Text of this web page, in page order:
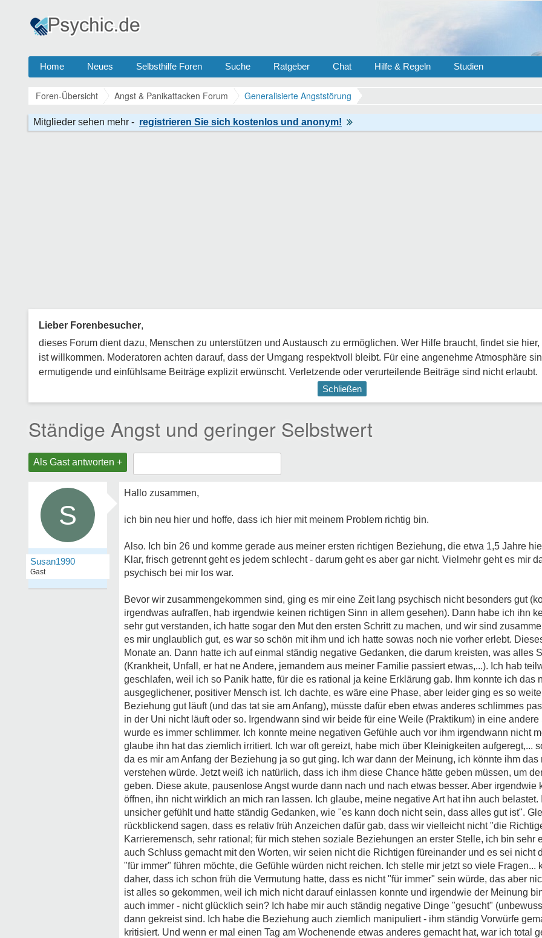
Home Neues Selbsthilfe Foren Suche Ratgeber Chat Hilfe & Regeln Studien
Foren-Übersicht Angst & Panikattacken Forum Generalisierte Angststörung
Lieber Forenbesucher,
dieses Forum dient dazu, Menschen zu unterstützen und Austausch zu ermöglichen. Wer Hilfe braucht, findet sie
ist willkommen. Moderatoren achten darauf, dass der Umgang respektvoll bleibt. Für eine angenehme Atmosphäre
ermutigende und einfühlsame Beiträge explizit erwünscht. Verletzende oder verurteilende Beiträge sind nicht erlaubt.
Schließen
Ständige Angst und geringer Selbstwert
Als Gast antworten +
S
Susan1990
Gast
Hallo zusammen,
ich bin neu hier und hoffe, dass ich hier mit meinem Problem richtig bin.
Also. Ich bin 26 und komme gerade aus meiner ersten richtigen Beziehung, die etwa 1,5 Jahre
Klar, frisch getrennt geht es jedem schlecht - darum geht es aber gar nicht. Vielmehr geht es mir
psychisch bei mir los war.
Bevor wir zusammengekommen sind, ging es mir eine Zeit lang psychisch nicht besonders gut
irgendwas aufraffen, hab irgendwie keinen richtigen Sinn in allem gesehen). Dann habe ich ihn
sehr gut verstanden, ich hatte sogar den Mut den ersten Schritt zu machen, und wir sind
es mir unglaublich gut, es war so schön mit ihm und ich hatte sowas noch nie vorher erlebt.
Monate an. Dann hatte ich auf einmal ständig negative Gedanken, die darum kreisten, was alles
(Krankheit, Unfall, er hat ne Andere, jemandem aus meiner Familie passiert etwas,...). Ich hab
geschlafen, weil ich so Panik hatte, für die es rational ja keine Erklärung gab. Ihm konnte ich das
ausgeglichener, positiver Mensch ist. Ich dachte, es wäre eine Phase, aber leider ging es so
Beziehung gut läuft (und das tat sie am Anfang), müsste dafür eben etwas anderes schlimmes
in der Uni nicht läuft oder so. Irgendwann sind wir beide für eine Weile (Praktikum) in eine
wurde es immer schlimmer. Ich konnte meine negativen Gefühle auch vor ihm irgendwann nicht
glaube ihn hat das ziemlich irritiert. Ich war oft gereizt, habe mich über Kleinigkeiten aufgeregt,...
da es mir am Anfang der Beziehung ja so gut ging. Ich war dann der Meinung, ich könnte ihm
verstehen würde. Jetzt weiß ich natürlich, dass ich ihm diese Chance hätte geben müssen, um
geben. Diese akute, pausenlose Angst wurde dann nach und nach etwas besser. Aber irgendwie
öffnen, ihn nicht wirklich an mich ran lassen. Ich glaube, meine negative Art hat ihn auch belastet.
unsicher gefühlt und hatte ständig Gedanken, wie "es kann doch nicht sein, dass alles gut ist".
rückblickend sagen, dass es relativ früh Anzeichen dafür gab, dass wir vielleicht nicht "die
Karrieremensch, sehr rational; für mich stehen soziale Beziehungen an erster Stelle, ich bin sehr
auch Schluss gemacht mit den Worten, wir seien nicht die Richtigen füreinander und es sei nicht
"für immer" führen möchte, die Gefühle würden nicht reichen. Ich stelle mir jetzt so viele Fragen...
daher, dass ich schon früh die Vermutung hatte, dass es nicht "für immer" sein würde, das aber
ist alles so gekommen, weil ich mich nicht darauf einlassen konnte und irgendwie der Meinung
auch immer - nicht glücklich sein? Ich habe mir auch ständig negative Dinge "gesucht"
dann gekreist sind. Ich habe die Beziehung auch ziemlich manipuliert - ihm ständig Vorwürfe
kritisiert. Und wenn er mal einen Tag am Wochenende etwas anderes gemacht hat, war ich total